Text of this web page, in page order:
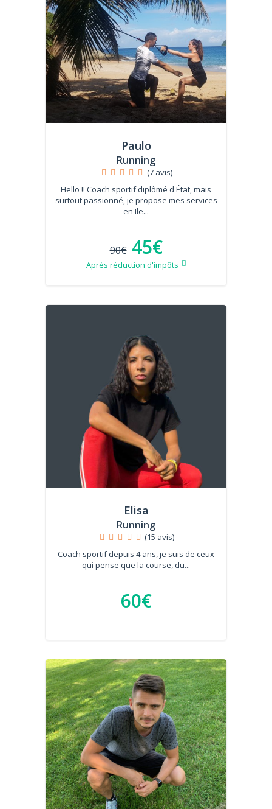
Paulo
Running
(7 avis)
Hello !! Coach sportif diplômé d'État, mais
surtout passionné, je propose mes services
en Ile...
90€ 45€
Après réduction d'impôts
Elisa
Running
(15 avis)
Coach sportif depuis 4 ans, je suis de ceux
qui pense que la course, du...
60€